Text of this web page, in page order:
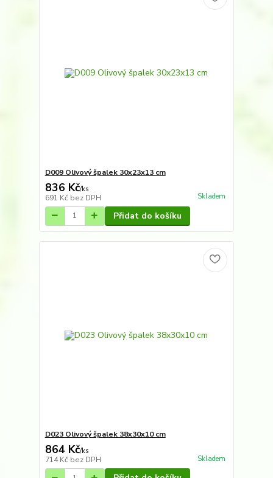
D009 Olivový špalek 30x23x13 cm
836 Kč/ks
691 Kč bez DPH Skladem
Přidat do košíku
D023 Olivový špalek 38x30x10 cm
864 Kč/ks
714 Kč bez DPH Skladem